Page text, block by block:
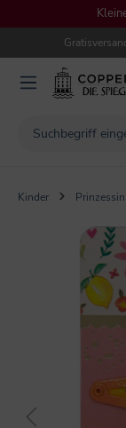
Kinder
Bildergalerie